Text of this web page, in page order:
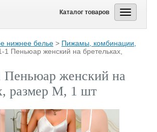
Каталог товаров
нижнее белье > Пижамы, комбинации,
1 Пеньюар женский на бретельках,
Пеньюар женский на
размер M, 1 шт